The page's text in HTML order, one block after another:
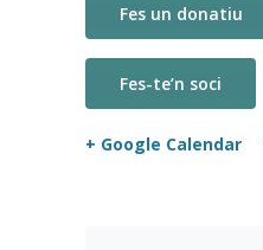
Fes un donatiu
Fes-te’n soci
+ Google Calendar